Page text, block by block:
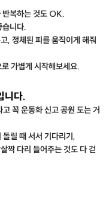
반복하는 것도 OK.
습니다.
, 정체된 피를 움직이게 해줘
가볍게 시작해보세요.
니다.
꼭 운동화 신고 공원 도는 거
릴 때 서서 기다리기,
짝 다리 들어주는 것도 다 걷